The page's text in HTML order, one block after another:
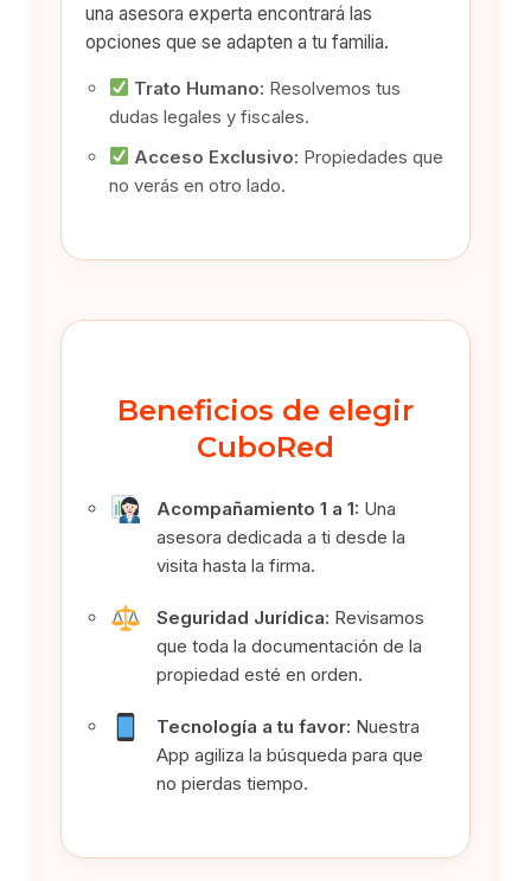
una asesora experta encontrará las
opciones que se adapten a tu familia.
Trato Humano: Resolvemos tus
dudas legales y fiscales.
Acceso Exclusivo: Propiedades que
no verás en otro lado.
Beneficios de elegir
CuboRed
Acompañamiento 1 a 1: Una
asesora dedicada a ti desde la
visita hasta la firma.
Seguridad Jurídica: Revisamos
que toda la documentación de la
propiedad esté en orden.
Tecnología a tu favor: Nuestra
App agiliza la búsqueda para que
no pierdas tiempo.